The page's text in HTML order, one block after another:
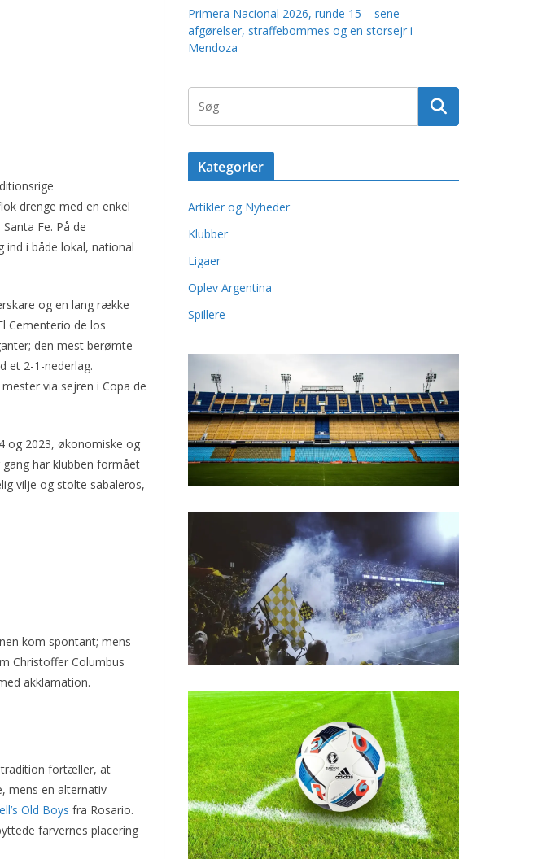
drenge med en enkel
Fe. På de
ind i både lokal, national
og en lang række
Cementerio de los
den mest berømte
et 2-1-nederlag.
via sejren i Copa de
og 2023, økonomiske og
har klubben formået
vilje og stolte sabaleros,
kom spontant; mens
Christoffer Columbus
akklamation.
tradition fortæller, at
mens en alternativ
Old Boys fra Rosario.
farvernes placering
Primera Nacional 2026, runde 15 – sene
afgørelser, straffebommes og en storsejr i
Mendoza
Kategorier
Artikler og Nyheder
Klubber
Ligaer
Oplev Argentina
Spillere